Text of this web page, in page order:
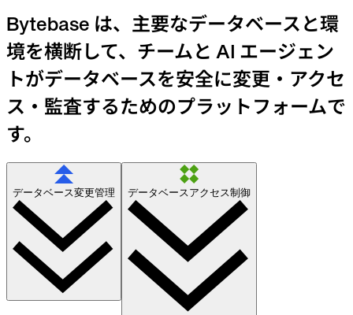
Bytebase は、主要なデータベースと環
境を横断して、チームと AI エージェン
トがデータベースを安全に変更・アクセ
ス・監査するためのプラットフォームで
す。
データベース変更管理 データベースアクセス制御